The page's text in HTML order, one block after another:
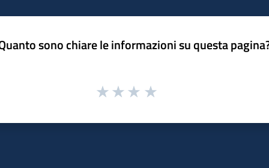
sono chiare le informazioni su questa